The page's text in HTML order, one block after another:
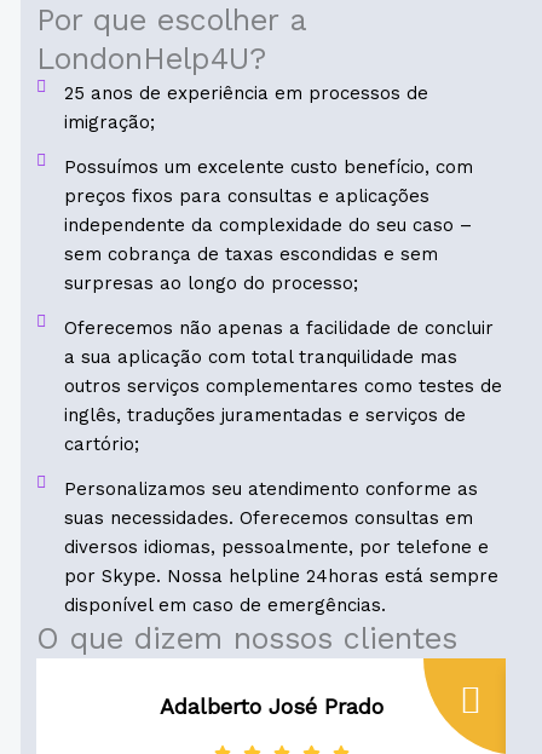
Por que escolher a
LondonHelp4U?
25 anos de experiência em processos de
imigração;
Possuímos um excelente custo benefício, com
preços fixos para consultas e aplicações
independente da complexidade do seu caso –
sem cobrança de taxas escondidas e sem
surpresas ao longo do processo;
Oferecemos não apenas a facilidade de concluir
a sua aplicação com total tranquilidade mas
outros serviços complementares como testes de
inglês, traduções juramentadas e serviços de
cartório;
Personalizamos seu atendimento conforme as
suas necessidades. Oferecemos consultas em
diversos idiomas, pessoalmente, por telefone e
por Skype. Nossa helpline 24horas está sempre
disponível em caso de emergências.
O que dizem nossos clientes
Adalberto José Prado